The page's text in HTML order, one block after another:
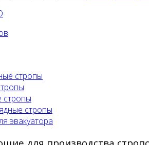
стропы
стропы
стропы
эвакуатора